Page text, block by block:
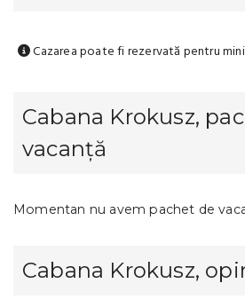
Cazarea poate fi rezervată pentru
Cabana Krokusz,
vacanță
Momentan nu avem pachet de
Cabana Krokusz,